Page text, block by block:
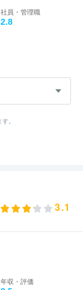
社員・管理職
2.8
。
3.1
年収・評価